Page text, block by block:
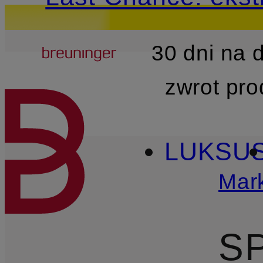
PRZEJDŹ DO GŁÓWNEJ
Breuninger
30 dni na
zwrot